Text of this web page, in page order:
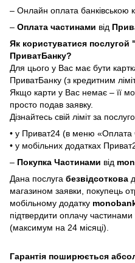
– Онлайн оплата банківською
– Оплата частинами від
Як користуватися
ПриватБанку?
Для цього у Вас має бути
ПриватБанку (з кредитним
Якщо карти у Вас немає – її
просто подав заявку.
Дізнайтесь свій ліміт за
• у Приват24 (в меню «Оплата
• у мобільних додатках
– Покупка Частинами від
Дана послуга безвідсоткова
магазином заявки, покупець
мобільному додатку
підтвердити оплачу частинами
(максимум на 24 місяці).
Гарантія поширюється